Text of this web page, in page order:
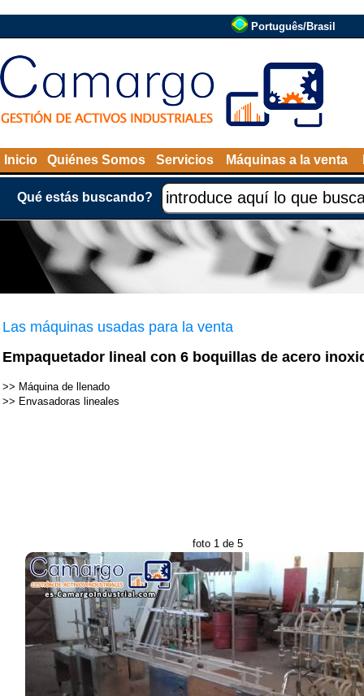
Português/Brasil
Inicio Quiénes Somos Servicios Máquinas a la venta
Qué estás buscando?
Las máquinas usadas para la venta
Empaquetador lineal con 6 boquillas de acero
>> Máquina de llenado
>> Envasadoras lineales
foto 1 de 5